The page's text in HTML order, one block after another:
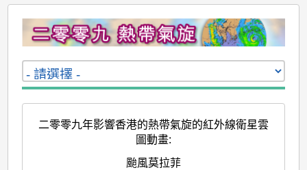
二零零九年影響香港的熱帶氣旋的紅外線衛星雲
圖動畫:
颱風莫拉菲